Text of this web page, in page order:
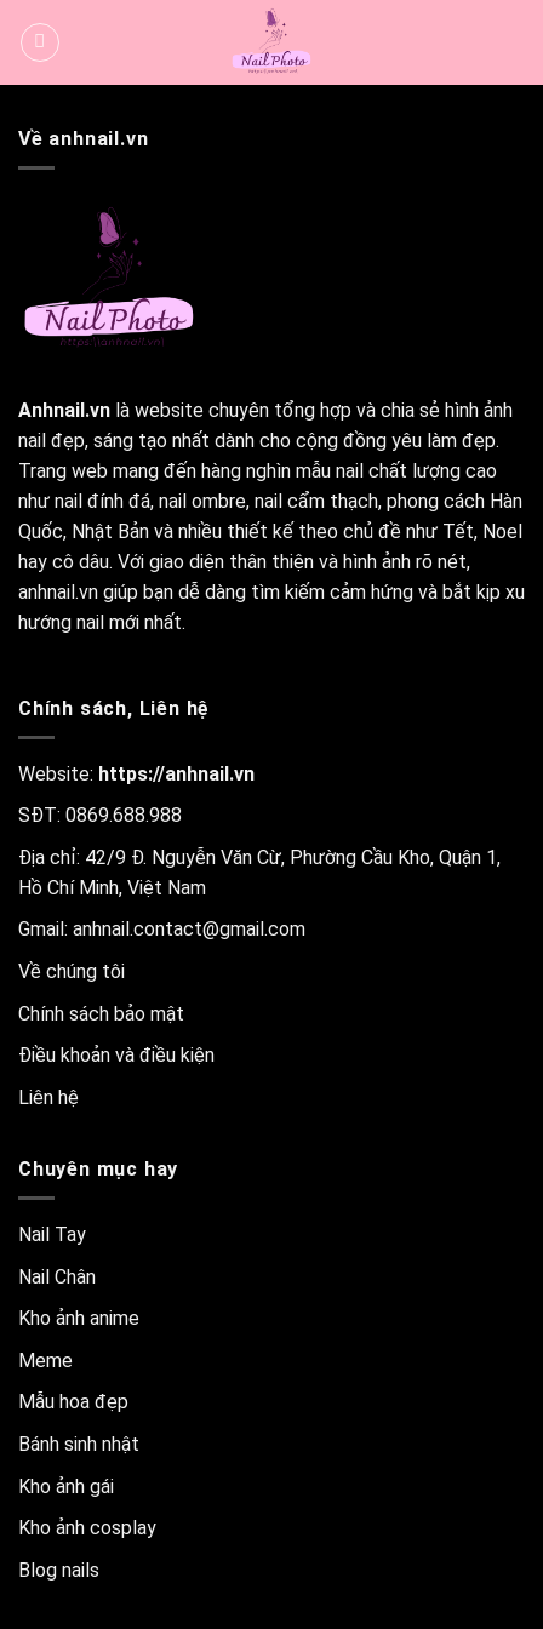
qua
Về anhnail.vn
Anhnail.vn là website chuyên tổng hợp và chia sẻ hình ảnh
nail đẹp, sáng tạo nhất dành cho cộng đồng yêu làm đẹp.
Trang web mang đến hàng nghìn mẫu nail chất lượng cao
như nail đính đá, nail ombre, nail cẩm thạch, phong cách Hàn
Quốc, Nhật Bản và nhiều thiết kế theo chủ đề như Tết, Noel
hay cô dâu. Với giao diện thân thiện và hình ảnh rõ nét,
anhnail.vn giúp bạn dễ dàng tìm kiếm cảm hứng và bắt kịp xu
hướng nail mới nhất.
Chính sách, Liên hệ
Website: https://anhnail.vn
SĐT: 0869.688.988
Địa chỉ: 42/9 Đ. Nguyễn Văn Cừ, Phường Cầu Kho, Quận 1,
Hồ Chí Minh, Việt Nam
Gmail: anhnail.contact@gmail.com
Về chúng tôi
Chính sách bảo mật
Điều khoản và điều kiện
Liên hệ
Chuyên mục hay
Nail Tay
Nail Chân
Kho ảnh anime
Meme
Mẫu hoa đẹp
Bánh sinh nhật
Kho ảnh gái
Kho ảnh cosplay
Blog nails